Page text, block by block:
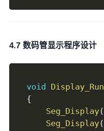
4.7 数码管显示程序设计
void Display_Run
{
Seg_Display(
Seg_Display(